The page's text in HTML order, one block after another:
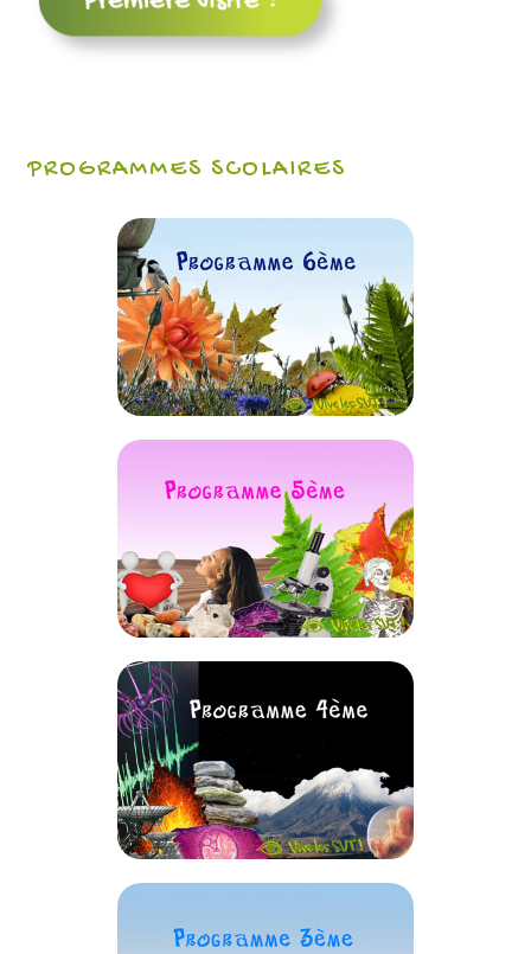
PROGRAMMES SCOLAIRES